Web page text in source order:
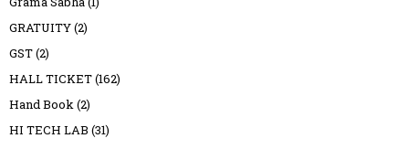
GRATUITY(2)
GST(2)
HALL TICKET(162)
Hand Book(2)
HI TECH LAB (31)